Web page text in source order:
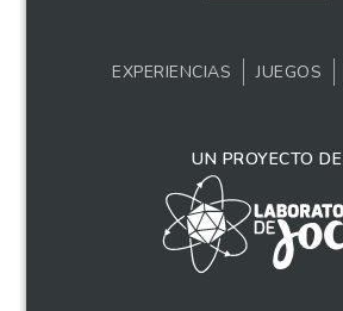
EXPERIENCIAS JUEGOS
UN PROYECTO DE